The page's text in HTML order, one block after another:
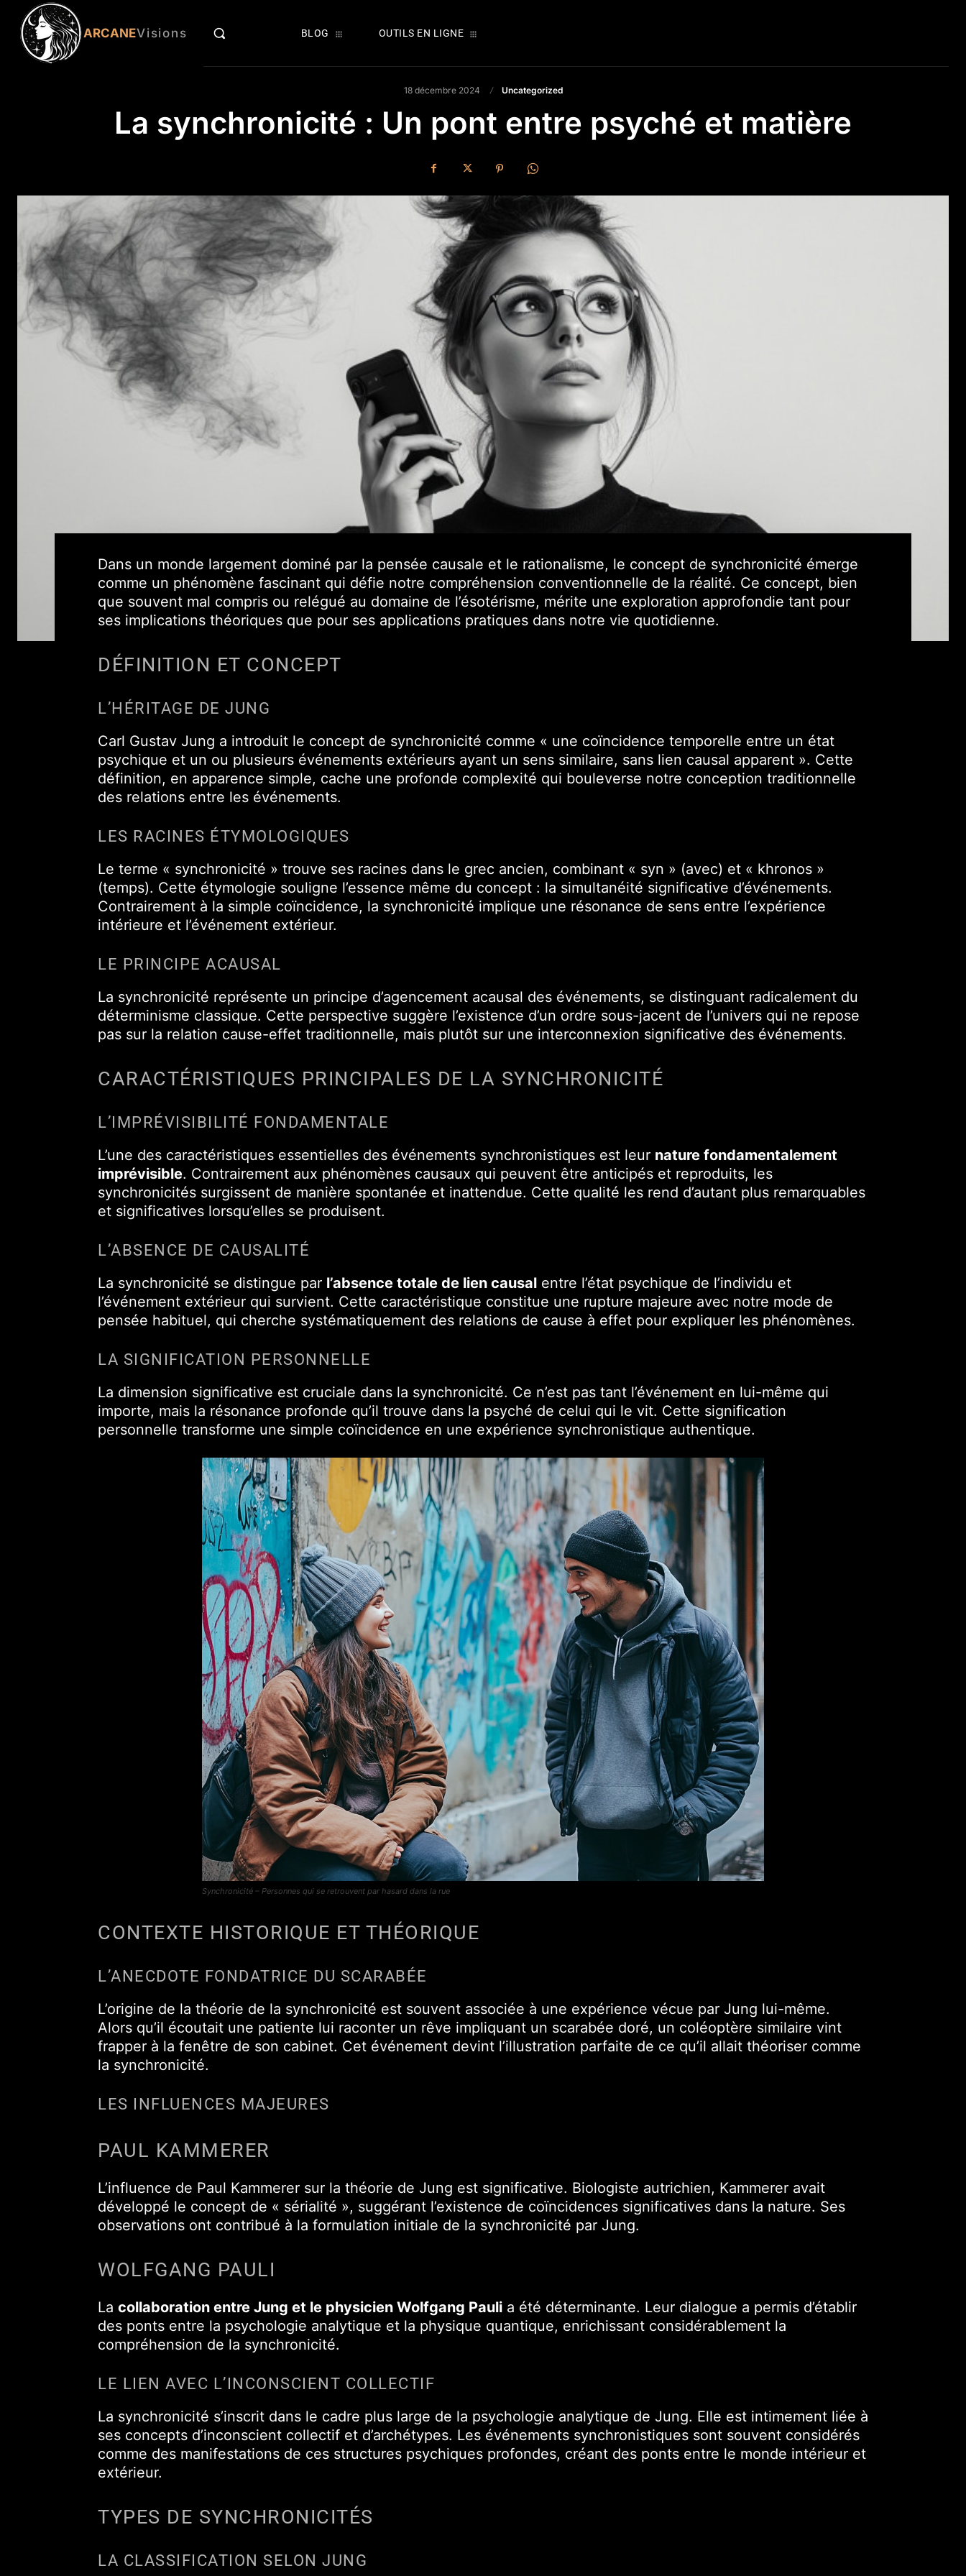
ARCANEVisions BLOG OUTILS EN LIGNE
18 décembre 2024 Uncategorized
La synchronicité : Un pont entre psyché et matière
Dans un monde largement dominé par la pensée causale et le rationalisme, le concept de synchronicité émerge
comme un phénomène fascinant qui défie notre compréhension conventionnelle de la réalité. Ce concept, bien
que souvent mal compris ou relégué au domaine de l’ésotérisme, mérite une exploration approfondie tant pour
ses implications théoriques que pour ses applications pratiques dans notre vie quotidienne.
DÉFINITION ET CONCEPT
L’HÉRITAGE DE JUNG
Carl Gustav Jung a introduit le concept de synchronicité comme « une coïncidence temporelle entre un état
psychique et un ou plusieurs événements extérieurs ayant un sens similaire, sans lien causal apparent ». Cette
définition, en apparence simple, cache une profonde complexité qui bouleverse notre conception traditionnelle
des relations entre les événements.
LES RACINES ÉTYMOLOGIQUES
Le terme « synchronicité » trouve ses racines dans le grec ancien, combinant « syn » (avec) et « khronos »
(temps). Cette étymologie souligne l’essence même du concept : la simultanéité significative d’événements.
Contrairement à la simple coïncidence, la synchronicité implique une résonance de sens entre l’expérience
intérieure et l’événement extérieur.
LE PRINCIPE ACAUSAL
La synchronicité représente un principe d’agencement acausal des événements, se distinguant radicalement du
déterminisme classique. Cette perspective suggère l’existence d’un ordre sous-jacent de l’univers qui ne repose
pas sur la relation cause-effet traditionnelle, mais plutôt sur une interconnexion significative des événements.
CARACTÉRISTIQUES PRINCIPALES DE LA SYNCHRONICITÉ
L’IMPRÉVISIBILITÉ FONDAMENTALE
L’une des caractéristiques essentielles des événements synchronistiques est leur nature fondamentalement
imprévisible. Contrairement aux phénomènes causaux qui peuvent être anticipés et reproduits, les
synchronicités surgissent de manière spontanée et inattendue. Cette qualité les rend d’autant plus remarquables
et significatives lorsqu’elles se produisent.
L’ABSENCE DE CAUSALITÉ
La synchronicité se distingue par l’absence totale de lien causal entre l’état psychique de l’individu et
l’événement extérieur qui survient. Cette caractéristique constitue une rupture majeure avec notre mode de
pensée habituel, qui cherche systématiquement des relations de cause à effet pour expliquer les phénomènes.
LA SIGNIFICATION PERSONNELLE
La dimension significative est cruciale dans la synchronicité. Ce n’est pas tant l’événement en lui-même qui
importe, mais la résonance profonde qu’il trouve dans la psyché de celui qui le vit. Cette signification
personnelle transforme une simple coïncidence en une expérience synchronistique authentique.
Synchronicité – Personnes qui se retrouvent par hasard dans la rue
CONTEXTE HISTORIQUE ET THÉORIQUE
L’ANECDOTE FONDATRICE DU SCARABÉE
L’origine de la théorie de la synchronicité est souvent associée à une expérience vécue par Jung lui-même.
Alors qu’il écoutait une patiente lui raconter un rêve impliquant un scarabée doré, un coléoptère similaire vint
frapper à la fenêtre de son cabinet. Cet événement devint l’illustration parfaite de ce qu’il allait théoriser comme
la synchronicité.
LES INFLUENCES MAJEURES
PAUL KAMMERER
L’influence de Paul Kammerer sur la théorie de Jung est significative. Biologiste autrichien, Kammerer avait
développé le concept de « sérialité », suggérant l’existence de coïncidences significatives dans la nature. Ses
observations ont contribué à la formulation initiale de la synchronicité par Jung.
WOLFGANG PAULI
La collaboration entre Jung et le physicien Wolfgang Pauli a été déterminante. Leur dialogue a permis d’établir
des ponts entre la psychologie analytique et la physique quantique, enrichissant considérablement la
compréhension de la synchronicité.
LE LIEN AVEC L’INCONSCIENT COLLECTIF
La synchronicité s’inscrit dans le cadre plus large de la psychologie analytique de Jung. Elle est intimement liée à
ses concepts d’inconscient collectif et d’archétypes. Les événements synchronistiques sont souvent considérés
comme des manifestations de ces structures psychiques profondes, créant des ponts entre le monde intérieur et
extérieur.
TYPES DE SYNCHRONICITÉS
LA CLASSIFICATION SELON JUNG